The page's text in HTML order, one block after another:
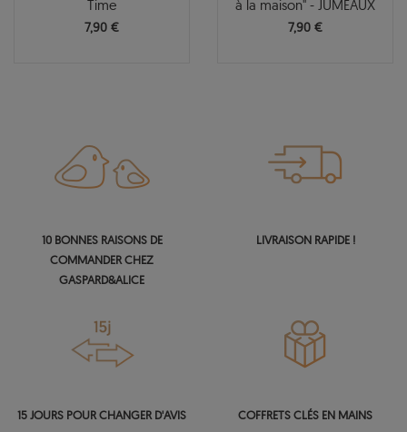
Time
7,90 €
à la maison" - JUMEAUX
7,90 €
10 BONNES RAISONS DE
COMMANDER CHEZ
GASPARD&ALICE
LIVRAISON RAPIDE !
15 JOURS POUR CHANGER D'AVIS COFFRETS CLÉS EN MAINS